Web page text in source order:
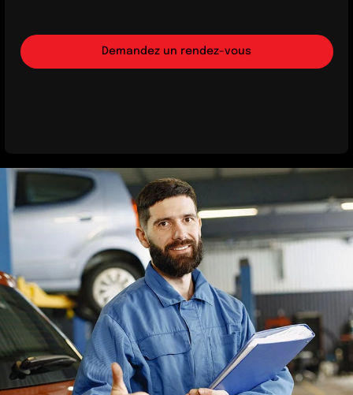
Demandez un rendez-vous